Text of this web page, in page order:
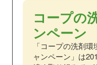
コープの
ンペーン
「コープの洗剤環
ャンペーン」は